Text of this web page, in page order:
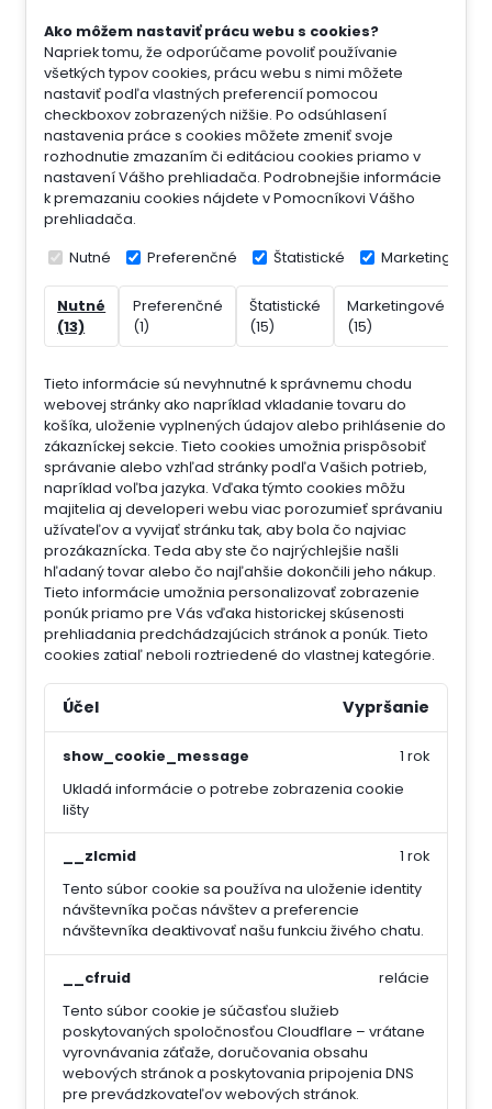
Ako môžem nastaviť prácu webu s cookies?
Napriek tomu, že odporúčame povoliť používanie
všetkých typov cookies, prácu webu s nimi môžete
nastaviť podľa vlastných preferencií pomocou
checkboxov zobrazených nižšie. Po odsúhlasení
nastavenia práce s cookies môžete zmeniť svoje
rozhodnutie zmazaním či editáciou cookies priamo v
nastavení Vášho prehliadača. Podrobnejšie informácie
k premazaniu cookies nájdete v Pomocníkovi Vášho
prehliadača.
Nutné Preferenčné Štatistické Marketingové
Nutné
(13)
Preferenčné
(1)
Štatistické
(15)
Marketingové
(15)
Tieto informácie sú nevyhnutné k správnemu chodu
webovej stránky ako napríklad vkladanie tovaru do
košíka, uloženie vyplnených údajov alebo prihlásenie do
zákazníckej sekcie. Tieto cookies umožnia prispôsobiť
správanie alebo vzhľad stránky podľa Vašich potrieb,
napríklad voľba jazyka. Vďaka týmto cookies môžu
majitelia aj developeri webu viac porozumieť správaniu
užívateľov a vyvijať stránku tak, aby bola čo najviac
prozákaznícka. Teda aby ste čo najrýchlejšie našli
hľadaný tovar alebo čo najľahšie dokončili jeho nákup.
Tieto informácie umožnia personalizovať zobrazenie
ponúk priamo pre Vás vďaka historickej skúsenosti
prehliadania predchádzajúcich stránok a ponúk. Tieto
cookies zatiaľ neboli roztriedené do vlastnej kategórie.
Účel Vypršanie
show_cookie_message
Ukladá informácie o potrebe zobrazenia cookie
lišty
1 rok
__zlcmid
Tento súbor cookie sa používa na uloženie identity
návštevníka počas návštev a preferencie
návštevníka deaktivovať našu funkciu živého chatu.
1 rok
__cfruid
Tento súbor cookie je súčasťou služieb
poskytovaných spoločnosťou Cloudflare – vrátane
vyrovnávania záťaže, doručovania obsahu
webových stránok a poskytovania pripojenia DNS
pre prevádzkovateľov webových stránok.
relácie